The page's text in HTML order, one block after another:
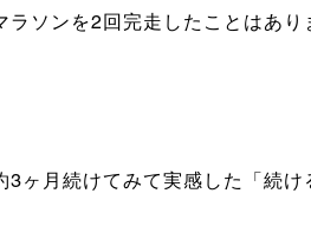
ラソンを2回完走したことはあ
3ヶ月続けてみて実感した 「続